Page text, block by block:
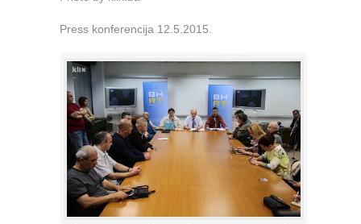
Press konferencija 12.5.2015.